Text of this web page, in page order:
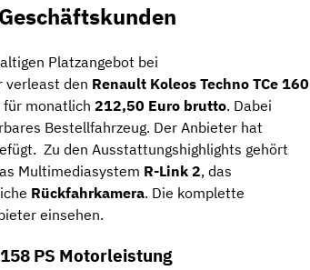
Platzangebot bei
verleast den Renault Koleos Techno TCe 160
für monatlich 212,50 Euro brutto. Dabei
Bestellfahrzeug. Der Anbieter hat
Zu den Ausstattungshighlights gehört
Multimediasystem R-Link 2, das
Rückfahrkamera. Die komplette
einsehen.
PS Motorleistung